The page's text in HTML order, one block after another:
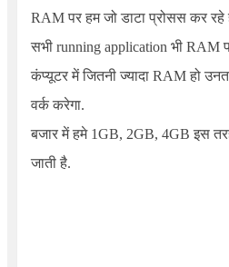
RAM पर हम जो डाटा प्रोसस कर रहे
सभी running application भी RAM
कंप्यूटर में जितनी ज्यादा RAM हो
वर्क करेगा.
बजार में हमे 1GB, 2GB, 4GB इस
जाती है.